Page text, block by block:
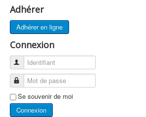
Histoire
Présentations scientifiques
Bourse de recherche
Groupes de Travail
Conseils aux Voyageurs
Devenir médecin aéronautique
Adhérer
Adhérer en ligne
Connexion
Identifiant
Mot de passe
Se souvenir de moi
Connexion